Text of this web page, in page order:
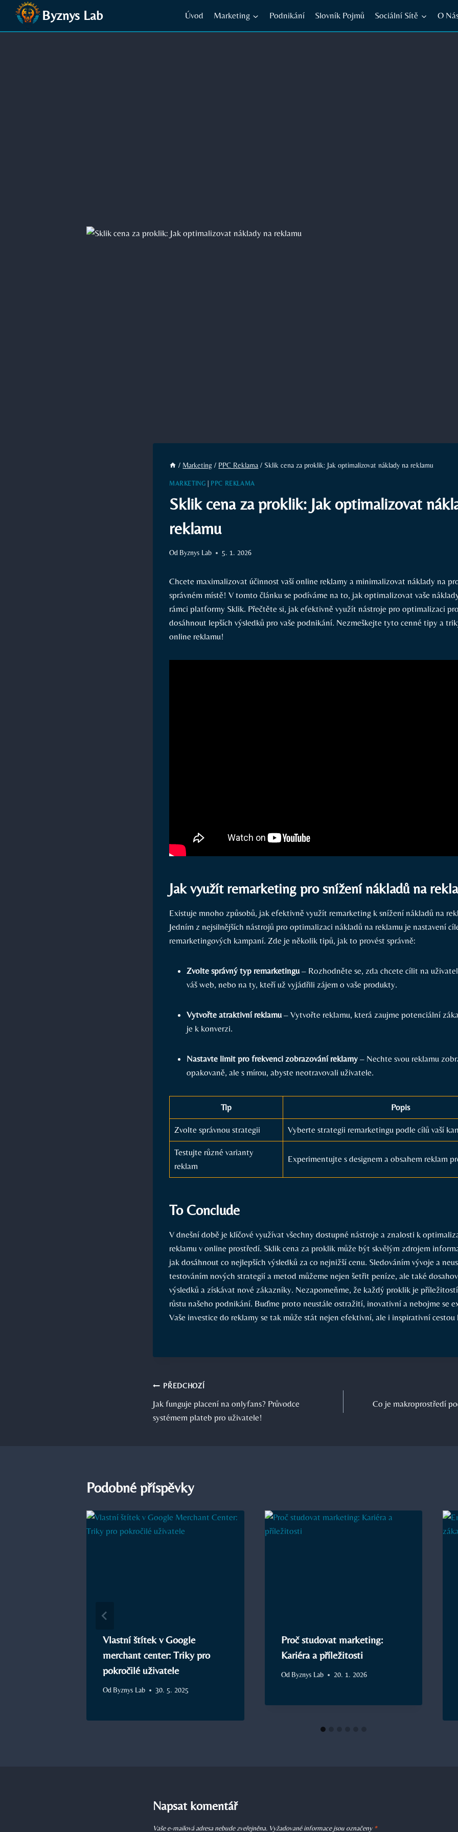
Přeskočit
obsah
Byznys Lab Úvod Marketing Podnikání Slovník Pojmů Sociální Sítě O
/ Marketing / PPC Reklama / Sklik cena za proklik: Jak optimalizovat náklady na reklamu
MARKETING PPC REKLAMA
Sklik cena za proklik: Jak optimalizovat
reklamu
Od Byznys Lab 5. 1. 2026
Chcete maximalizovat účinnost vaší online reklamy a minimalizovat náklady na
správném místě! V tomto článku se podíváme na to, jak optimalizovat vaše
rámci platformy Sklik. Přečtěte si, jak efektivně využít nástroje pro optimalizaci
dosáhnout lepších výsledků pro vaše podnikání. Nezmeškejte tyto cenné tipy a
online reklamu!
Jak využít remarketing pro snížení nákladů na
Existuje mnoho způsobů, jak efektivně využít remarketing k snížení nákladů na
Jedním z nejsilnějších nástrojů pro optimalizaci nákladů na reklamu je nastavení
remarketingových kampaní. Zde je několik tipů, jak to provést správně:
Zvolte správný typ remarketingu – Rozhodněte se, zda chcete cílit na
váš web, nebo na ty, kteří už vyjádřili zájem o vaše produkty.
Vytvořte atraktivní reklamu – Vytvořte reklamu, která zaujme potenciální
je k konverzi.
Nastavte limit pro frekvenci zobrazování reklamy – Nechte svou reklamu
opakovaně, ale s mírou, abyste neotravovali uživatele.
Tip Popis
Zvolte správnou strategii Vyberte strategii remarketingu podle cílů vaší
Testujte různé varianty
reklam
Experimentujte s designem a obsahem reklam
To Conclude
V dnešní době je klíčové využívat všechny dostupné nástroje a znalosti k
reklamu v online prostředí. Sklik cena za proklik může být skvělým zdrojem
jak dosáhnout co nejlepších výsledků za co nejnižší cenu. Sledováním vývoje a
testováním nových strategií a metod můžeme nejen šetřit peníze, ale také
výsledků a získávat nové zákazníky. Nezapomeňme, že každý proklik je
růstu našeho podnikání. Buďme proto neustále ostražití, inovativní a nebojme se
Vaše investice do reklamy se tak může stát nejen efektivní, ale i inspirativní cestou
Navigace
pro
PŘEDCHOZÍ
Jak funguje placení na onlyfans? Průvodce
systémem plateb pro uživatele!
Co je makroprostředí
Podobné příspěvky
Vlastní štítek v Google
merchant center: Triky pro
pokročilé uživatele
Od Byznys Lab 30. 5. 2025
Proč studovat marketing:
Kariéra a příležitosti
Od Byznys Lab 20. 1. 2026
Napsat komentář
Vaše e-mailová adresa nebude zveřejněna. Vyžadované informace jsou označeny *